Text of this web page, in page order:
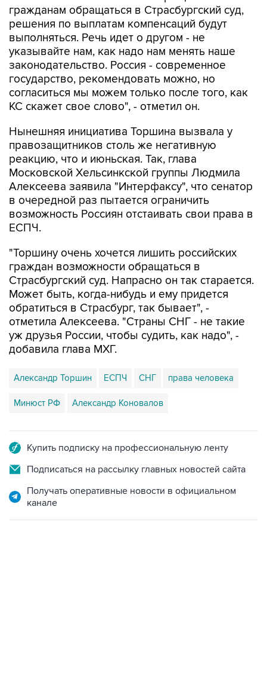
гражданам обращаться в Страсбургский суд,
решения по выплатам компенсаций будут
выполняться. Речь идет о другом - не
указывайте нам, как надо нам менять наше
законодательство. Россия - современное
государство, рекомендовать можно, но
согласиться мы можем только после того, как
КС скажет свое слово", - отметил он.
Нынешняя инициатива Торшина вызвала у
правозащитников столь же негативную
реакцию, что и июньская. Так, глава
Московской Хельсинкской группы Людмила
Алексеева заявила "Интерфаксу", что сенатор
в очередной раз пытается ограничить
возможность Россиян отстаивать свои права в
ЕСПЧ.
"Торшину очень хочется лишить российских
граждан возможности обращаться в
Страсбургский суд. Напрасно он так старается.
Может быть, когда-нибудь и ему придется
обратиться в Страсбург, так бывает", -
отметила Алексеева. "Страны СНГ - не такие
уж друзья России, чтобы судить, как надо", -
добавила глава МХГ.
Александр Торшин ЕСПЧ СНГ права человека
Минюст РФ Александр Коновалов
Купить подписку на профессиональную ленту
Подписаться на рассылку главных новостей сайта
Получать оперативные новости в официальном
канале